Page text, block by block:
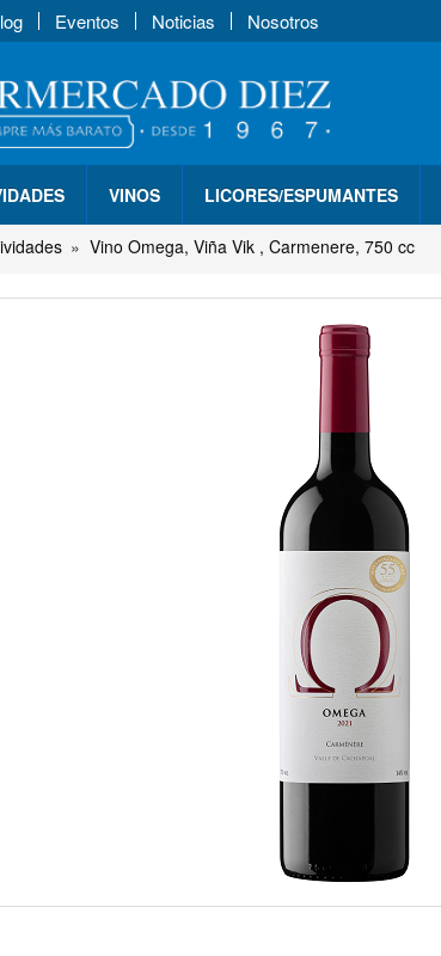
Eventos Noticias Nosotros
VINOS LICORES/ESPUMANTES
Vino Omega, Viña Vik , Carmenere, 750 cc